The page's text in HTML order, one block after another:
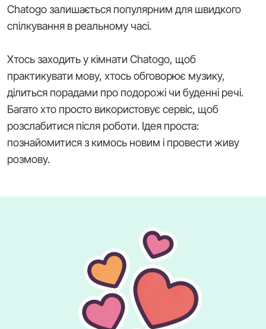
Chatogo залишається популярним для швидкого
спілкування в реальному часі.
Хтось заходить у кімнати Chatogo, щоб
практикувати мову, хтось обговорює музику,
ділиться порадами про подорожі чи буденні речі.
Багато хто просто використовує сервіс, щоб
розслабитися після роботи. Ідея проста:
познайомитися з кимось новим і провести живу
розмову.